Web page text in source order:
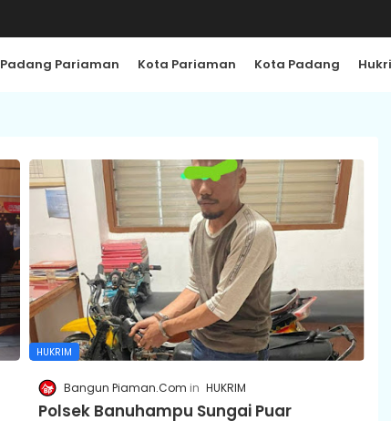
Padang Pariaman Kota Pariaman Kota Padang
HUKRIM
Bangun Piaman.Com HUKRIM
Polsek Banuhampu Sungai Puar